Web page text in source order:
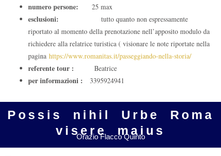
numero persone: 25 max
esclusioni: tutto quanto non espressamente
riportato al momento della prenotazione nell’apposito modulo da
richiedere alla relatrice turistica ( visionare le note riportate nella
pagina https://www.romanitas.it/passeggiando-nella-storia/
referente tour : Beatrice
per informazioni : 3395924941
Possis nihil Urbe Roma
visere maius
Orazio Flacco Quinto